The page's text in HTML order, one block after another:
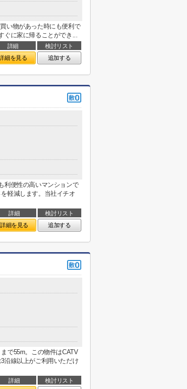
い物があった時にも便利で
ぐに家に帰ることができ...
詳細
検討リスト
細を見る 追加する
利便性の高いマンションで
軽減します。当社イチオ
詳細
検討リスト
詳細を見る 追加する
で55m。この物件はCATV
沿線以上がご利用いただけ
詳細
検討リスト